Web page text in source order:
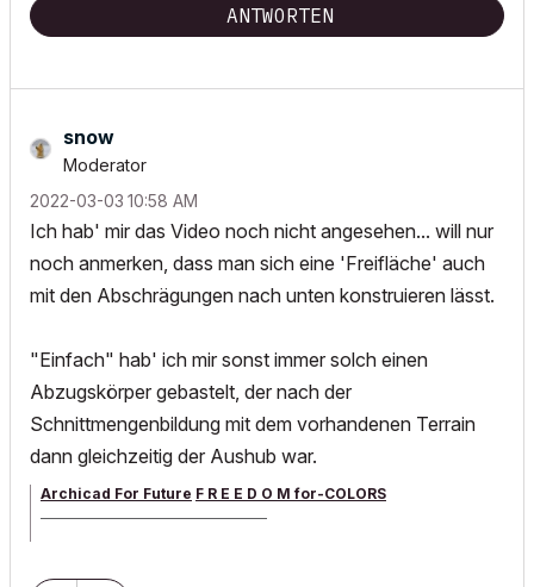
ANTWORTEN
snow
Moderator
‎2022-03-03 10:58 AM
Ich hab' mir das Video noch nicht angesehen... will nur
noch anmerken, dass man sich eine 'Freifläche' auch
mit den Abschrägungen nach unten konstruieren lässt.
"Einfach" hab' ich mir sonst immer solch einen
Abzugskörper gebastelt, der nach der
Schnittmengenbildung mit dem vorhandenen Terrain
dann gleichzeitig der Aushub war.
Archicad For Future F R E E D O M for-COLORS